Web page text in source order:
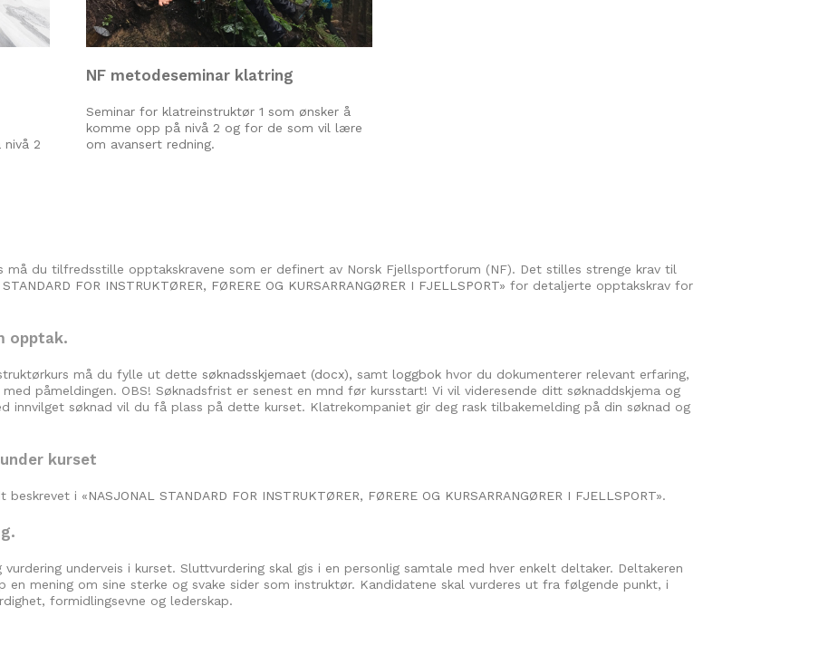
nivå 2
NF metodeseminar klatring
Seminar for klatreinstruktør 1 som ønsker å
komme opp på nivå 2 og for de som vil lære
om avansert redning.
må du tilfredsstille opptakskravene som er definert av Norsk Fjellsportforum (NF). Det stilles strenge krav til
FOR INSTRUKTØRER, FØRERE OG KURSARRANGØRER I FJELLSPORT» for detaljerte opptakskrav for
opptak.
må du fylle ut dette søknadsskjemaet (docx),samt loggbok hvor du dokumenterer relevant erfaring,
påmeldingen. OBS! Søknadsfrist er senest en mnd før kursstart! Vi vil videresende ditt søknaddskjema og
innvilget søknad vil du få plass på dette kurset. Klatrekompaniet gir deg rask tilbakemelding på din søknad og
kurset
beskrevet i «NASJONAL STANDARD FOR INSTRUKTØRER, FØRERE OG KURSARRANGØRER I FJELLSPORT».
underveis i kurset. Sluttvurdering skal gis i en personlig samtale med hver enkelt deltaker. Deltakeren
mening om sine sterke og svake sider som instruktør. Kandidatene skal vurderes ut fra følgende punkt, i
formidlingsevne og lederskap.